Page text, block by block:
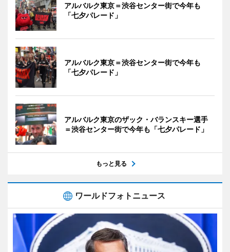
アルバルク東京＝渋谷センター街で今年も
「七夕パレード」
アルバルク東京＝渋谷センター街で今年も
「七夕パレード」
アルバルク東京のザック・バランスキー選手
＝渋谷センター街で今年も「七夕パレード」
もっと見る
ワールドフォトニュース